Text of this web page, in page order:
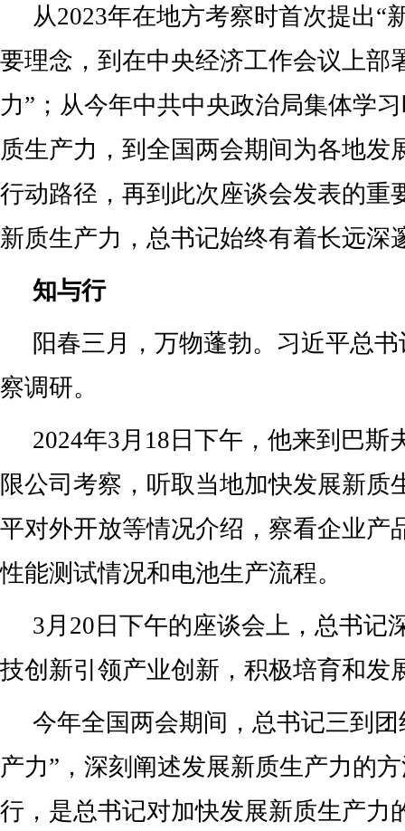
从2023年在地方考察时首次提出“
要理念，到在中央经济工作会议上部
力”；从今年中共中央政治局集体学
质生产力，到全国两会期间为各地发
行动路径，再到此次座谈会发表的重
新质生产力，总书记始终有着长远深
知与行
阳春三月，万物蓬勃。习近平总
察调研。
2024年3月18日下午，他来到巴斯
限公司考察，听取当地加快发展新质
平对外开放等情况介绍，察看企业产
性能测试情况和电池生产流程。
3月20日下午的座谈会上，总书记
技创新引领产业创新，积极培育和发
今年全国两会期间，总书记三到
产力”，深刻阐述发展新质生产力的
行，是总书记对加快发展新质生产力